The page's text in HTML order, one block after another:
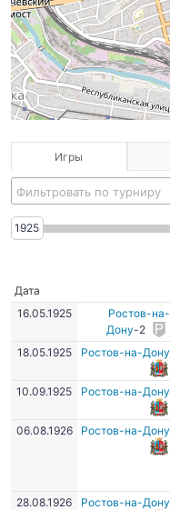
Игры
Фильтровать по турниру
1925
Дата
16.05.1925
Ростов-на-
Дону-2
18.05.1925
Ростов-на-Дону
10.09.1925
Ростов-на-Дону
06.08.1926
Ростов-на-Дону
28.08.1926
Ростов-на-Дону